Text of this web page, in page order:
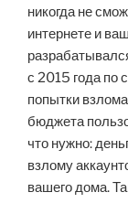
никогда не
интернете и
с 2015 года по
попытки
бюджета
что нужно:
взлому
вашего дома.